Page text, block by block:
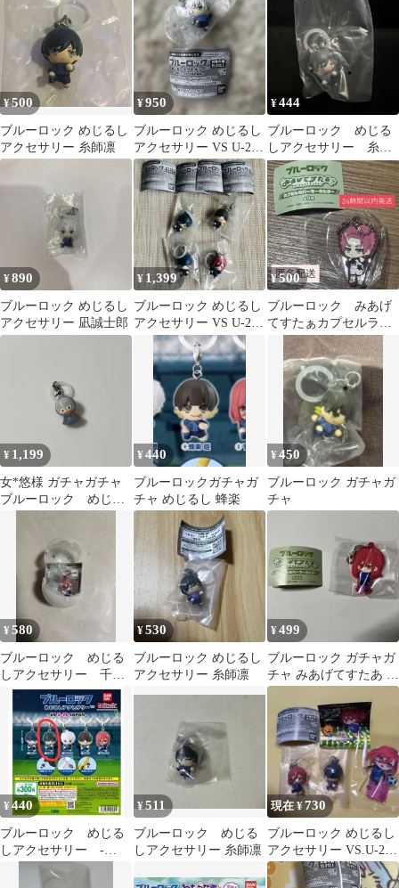
¥500
ブルーロック めじるし
アクセサリー 糸師凛
¥950
ブルーロック めじるし
アクセサリー VS U-20
JAPAN 凪誠士郎
¥444
ブルーロック めじる
しアクセサリー 糸師
凛
¥890
ブルーロック めじるし
アクセサリー 凪誠士郎
¥ 1,399
ブルーロック めじるし
アクセサリー VS U-20
JAPAN 4種セット
¥500
ブルーロック みあげ
てすたぁカプセルラバ
ーキーホルダー 糸師
冴 ガチャガチャ
¥ 1,199
女*悠様 ガチャガチャ
ブルーロック めじる
¥440
ブルーロックガチャガ
チャ めじるし 蜂楽
¥450
ブルーロック ガチャガ
チャ
¥580
ブルーロック めじる
しアクセサリー 千切
豹馬
¥530
ブルーロック めじるし
アクセサリー 糸師凛
¥499
ブルーロック ガチャガ
チャ みあげてすたあ 千
切豹馬 ラバーキーホ
ルダー
¥440
ブルーロック めじる
しアクセサリー -
VS.U-20 JAPAN- 蜂楽
¥511
ブルーロック めじる
しアクセサリー 糸師凛
現在 ¥730
ブルーロック めじるし
アクセサリー VS.U-20
JAPAN